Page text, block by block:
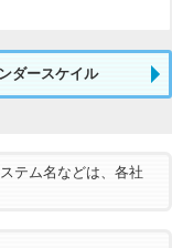
ダースケイル
テム名などは、各社